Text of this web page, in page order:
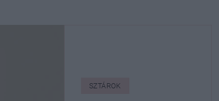
SZTÁROK